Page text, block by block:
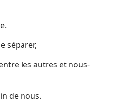
séparer,
les autres et nous-
de nous.